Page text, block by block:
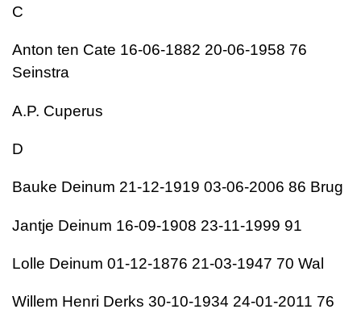
C
Anton ten Cate 16-06-1882 20-06-1958 76
Seinstra
A.P. Cuperus
D
Bauke Deinum 21-12-1919 03-06-2006 86 Brug
Jantje Deinum 16-09-1908 23-11-1999 91
Lolle Deinum 01-12-1876 21-03-1947 70 Wal
Willem Henri Derks 30-10-1934 24-01-2011 76